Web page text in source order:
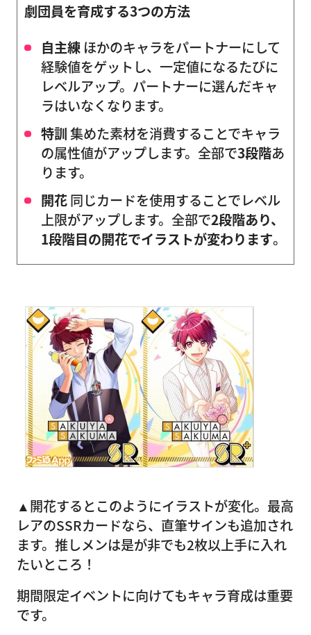
劇団員を育成する3つの方法
自主練 ほかのキャラをパートナーにして
経験値をゲットし、一定値になるたびに
レベルアップ。パートナーに選んだキャ
ラはいなくなります。
特訓集めた素材を消費することでキャラ
の属性値がアップします。全部で3段階あ
ります。
開花同じカードを使用することでレベル
上限がアップします。全部で2段階あり、
1段階目の開花でイラストが変わります。
▲開花するとこのようにイラストが変化。最高
レアのSSRカードなら、直筆サインも追加され
ます。推しメンは是が非でも2枚以上手に入れ
たいところ！
期間限定イベントに向けてもキャラ育成は重要
です。